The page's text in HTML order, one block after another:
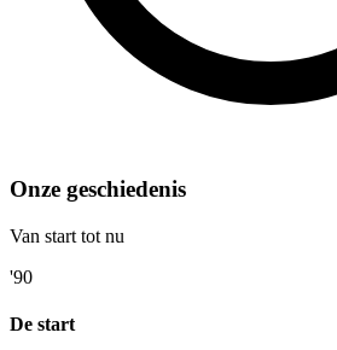
Onze geschiedenis
Van start tot nu
'90
De start